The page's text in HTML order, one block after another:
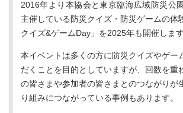
2016年より本協会と東京臨海広域防災公
主催している防災クイズ・防災ゲームの体
クイズ&ゲームDay」を2025年も開催します
本イベントは多くの方に防災クイズやゲー
だくことを目的としていますが、回数を重
の皆さまや参加者の皆さまとのつながりが
り組みにつながっている事例もあります。